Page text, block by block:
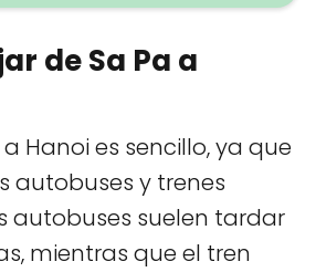
de Sa Pa a
Hanoi es sencillo, ya que
autobuses y trenes
autobuses suelen tardar
mientras que el tren